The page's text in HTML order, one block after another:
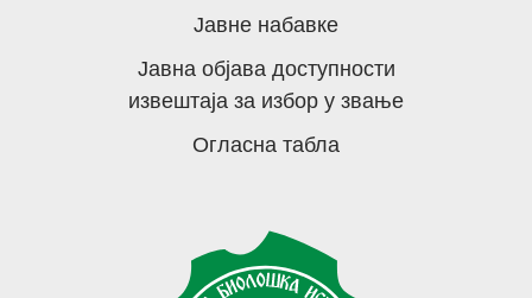
Јавне набавке
Јавна објава доступности
извештаја за избор у звање
Огласна табла